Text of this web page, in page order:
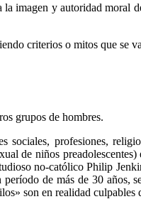
imagen y autoridad moral
criterios o mitos que se
grupos de hombres.
profesiones,
de niños preadolescentes)
no-católico Philip
de más de 30 años,
son en realidad culpables